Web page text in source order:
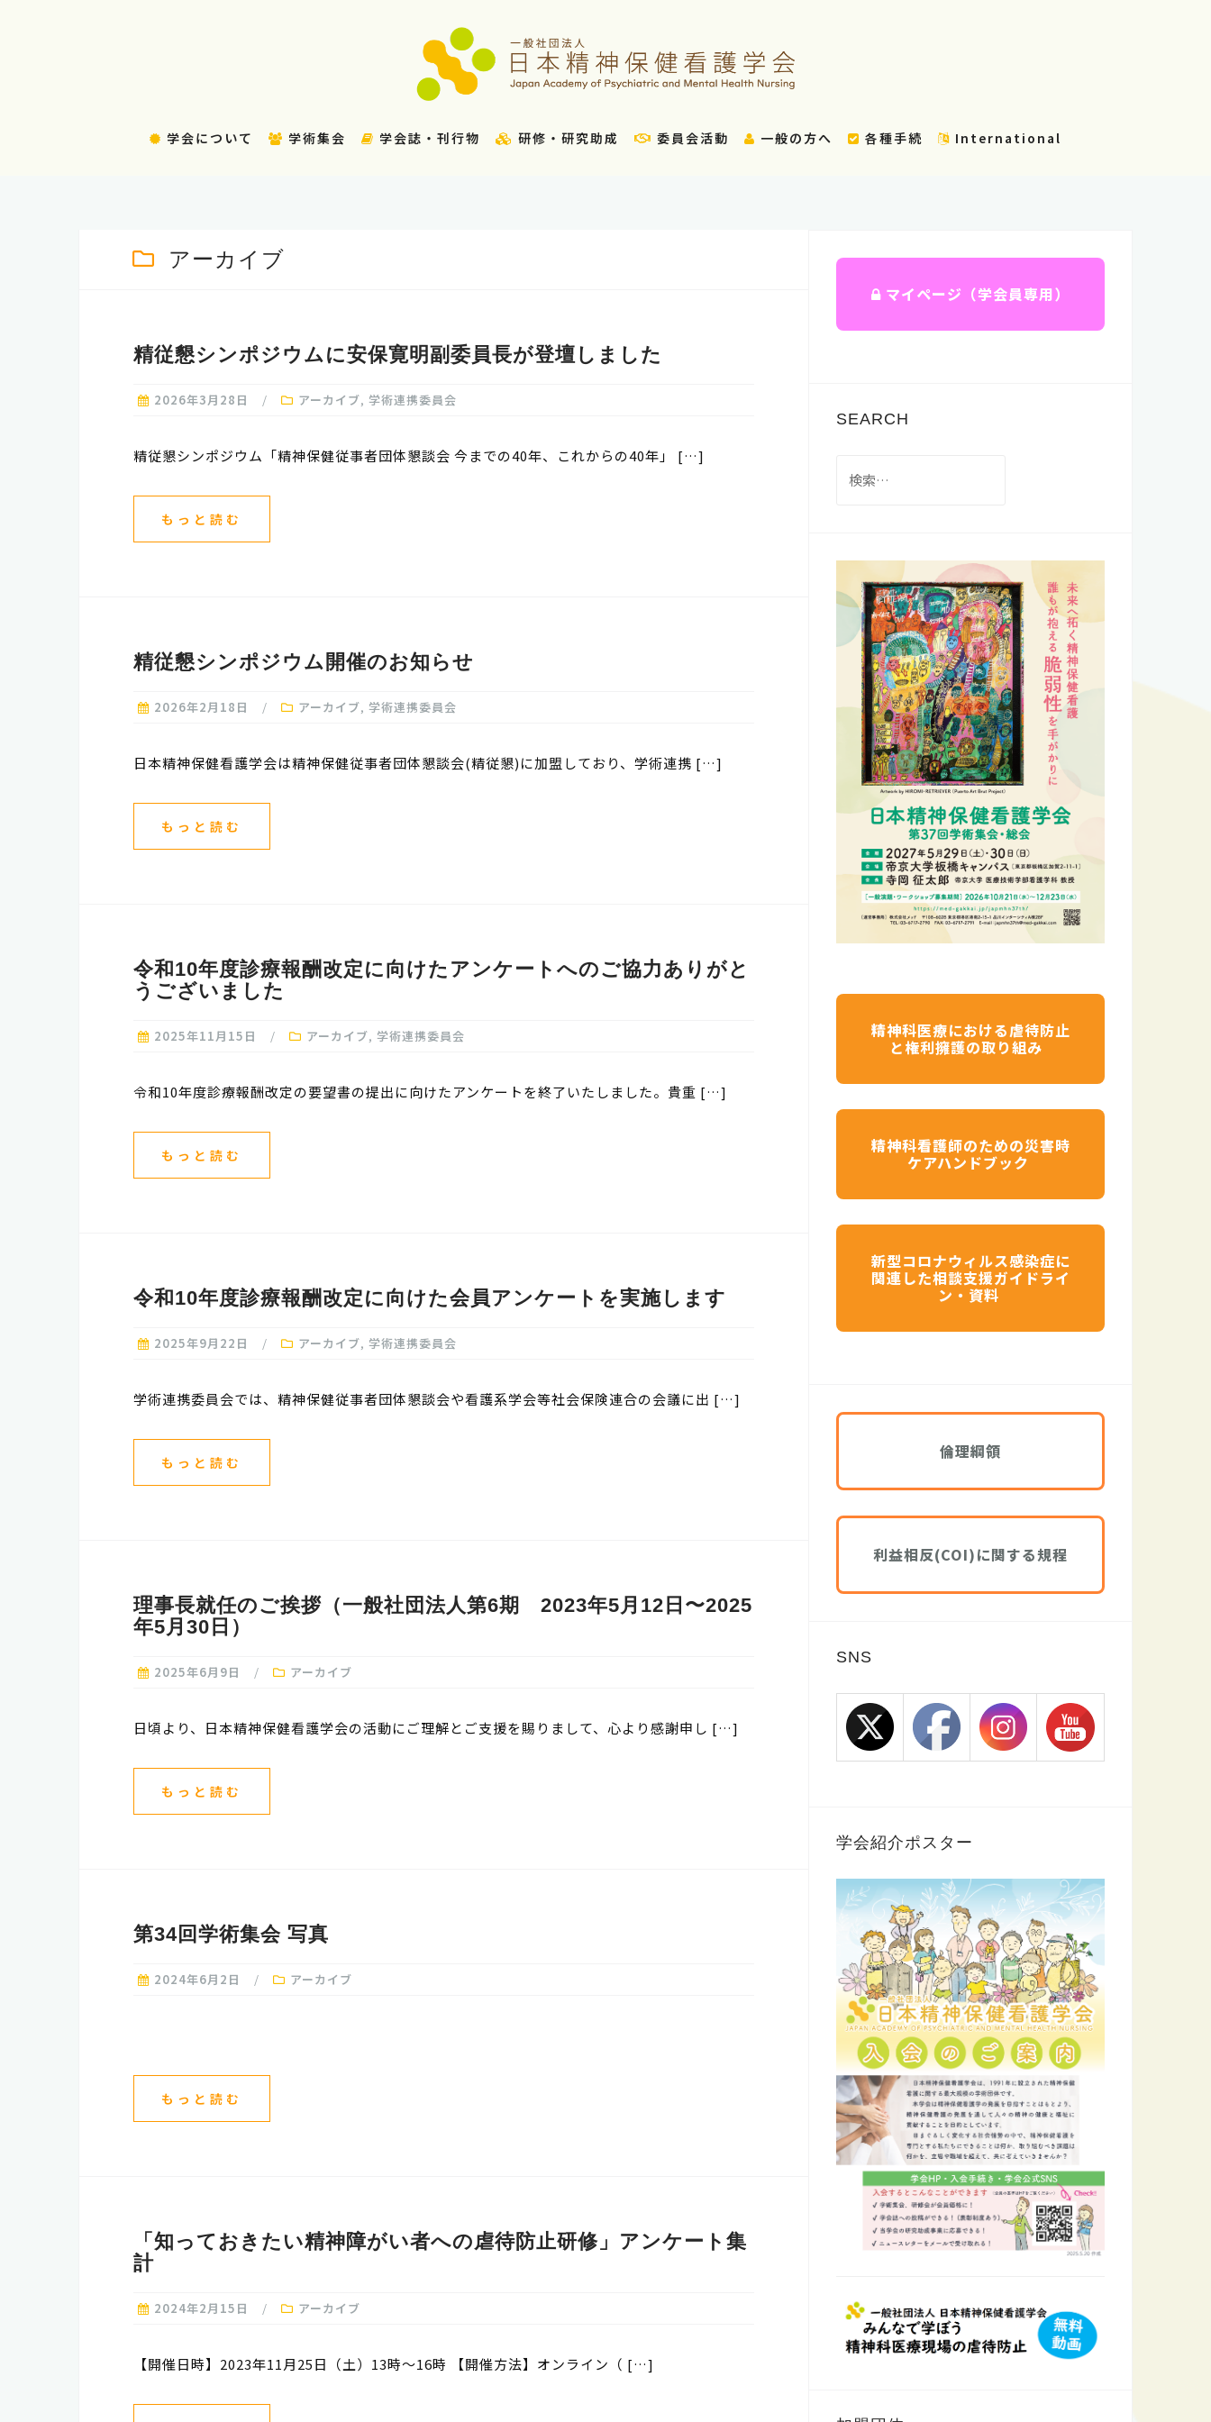
学会について 学術集会 学会誌・刊行物 研修・研究助成 委員会活動 一般の方へ 各種手続 International
アーカイブ
精従懇シンポジウムに安保寛明副委員長が登壇しました
2026年3月28日 アーカイブ, 学術連携委員会
精従懇シンポジウム「精神保健従事者団体懇談会 今までの40年、これからの40年」 […]
もっと読む
精従懇シンポジウム開催のお知らせ
2026年2月18日 アーカイブ, 学術連携委員会
日本精神保健看護学会は精神保健従事者団体懇談会(精従懇)に加盟しており、学術連携 […]
もっと読む
令和10年度診療報酬改定に向けたアンケートへのご協力ありがと
うございました
2025年11月15日 アーカイブ, 学術連携委員会
令和10年度診療報酬改定の要望書の提出に向けたアンケートを終了いたしました。貴重 […]
もっと読む
令和10年度診療報酬改定に向けた会員アンケートを実施します
2025年9月22日 アーカイブ, 学術連携委員会
学術連携委員会では、精神保健従事者団体懇談会や看護系学会等社会保険連合の会議に出 […]
もっと読む
理事長就任のご挨拶（一般社団法人第6期 2023年5月12日〜2025
年5月30日）
2025年6月9日 アーカイブ
日頃より、日本精神保健看護学会の活動にご理解とご支援を賜りまして、心より感謝申し […]
もっと読む
第34回学術集会 写真
2024年6月2日 アーカイブ
もっと読む
「知っておきたい精神障がい者への虐待防止研修」アンケート集
計
2024年2月15日 アーカイブ
【開催日時】2023年11月25日（土）13時～16時 【開催方法】オンライン（ […]
マイページ（学会員専用）
SEARCH
索:
精神科医療における虐待防止
と権利擁護の取り組み
精神科看護師のための災害時
ケアハンドブック
新型コロナウィルス感染症に
関連した相談支援ガイドライ
ン・資料
倫理綱領
利益相反(COI)に関する規程
SNS
学会紹介ポスター